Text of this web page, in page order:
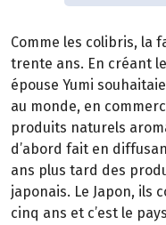
Comme les colibris, la
trente ans. En créant
épouse Yumi
au monde, en
produits naturels
d’abord fait en
ans plus tard des
japonais. Le Japon, ils
cinq ans et c’est le